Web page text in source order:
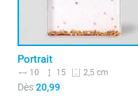
Portrait
10 15 2,5 cm
Dès20,99